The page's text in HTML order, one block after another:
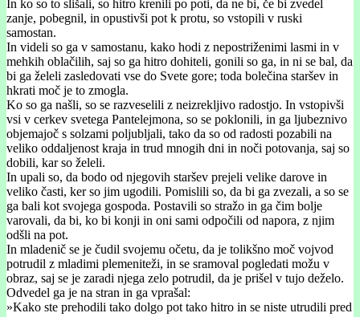
In ko so to slišali, so hitro krenili po poti, da ne bi, če bi zvedel
zanje, pobegnil, in opustivši pot k protu, so vstopili v ruski
samostan.
In videli so ga v samostanu, kako hodi z nepostriženimi lasmi in v
mehkih oblačilih, saj so ga hitro dohiteli, gonili so ga, in ni se bal, da
bi ga želeli zasledovati vse do Svete gore; toda bolečina staršev in
hkrati moč je to zmogla.
Ko so ga našli, so se razveselili z neizrekljivo radostjo. In vstopivši
vsi v cerkev svetega Pantelejmona, so se poklonili, in ga ljubeznivo
objemajoč s solzami poljubljali, tako da so od radosti pozabili na
veliko oddaljenost kraja in trud mnogih dni in noči potovanja, saj so
dobili, kar so želeli.
In upali so, da bodo od njegovih staršev prejeli velike darove in
veliko časti, ker so jim ugodili. Pomislili so, da bi ga zvezali, a so se
ga bali kot svojega gospoda. Postavili so stražo in ga čim bolje
varovali, da bi, ko bi konji in oni sami odpočili od napora, z njim
odšli na pot.
In mladenič se je čudil svojemu očetu, da je tolikšno moč vojvod
potrudil z mladimi plemeniteži, in se sramoval pogledati možu v
obraz, saj se je zaradi njega zelo potrudil, da je prišel v tujo deželo.
Odvedel ga je na stran in ga vprašal:
»Kako ste prehodili tako dolgo pot tako hitro in se niste utrudili pred